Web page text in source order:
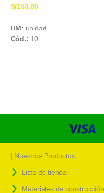
S/153.00
UM: unidad
Cód.: 10
| Nuestros Productos
Lista de tienda
Materiales de construcción